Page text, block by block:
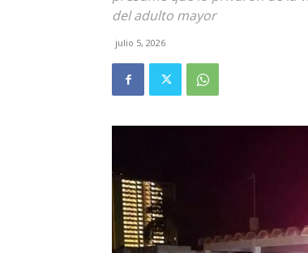
del adulto mayor
julio 5, 2026